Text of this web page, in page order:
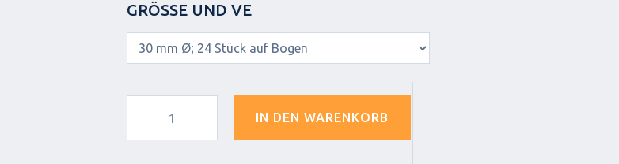
GRÖSSE UND VE
IN DEN WARENKORB